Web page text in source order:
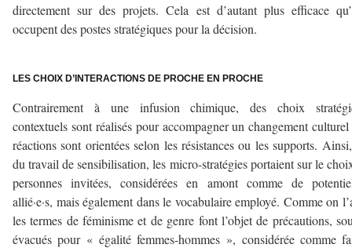
directement sur des projets. Cela est d’autant plus efficace
occupent des postes stratégiques pour la décision.
LES CHOIX D’INTERACTIONS DE PROCHE EN PROCHE
Contrairement à une infusion chimique, des choix
contextuels sont réalisés pour accompagner un changement
réactions sont orientées selon les résistances ou les supports.
du travail de sensibilisation, les micro-stratégies portaient sur le
personnes invitées, considérées en amont comme de
allié·e·s, mais également dans le vocabulaire employé. Comme on
les termes de féminisme et de genre font l’objet de précautions,
évacués pour « égalité femmes-hommes », considérée comme